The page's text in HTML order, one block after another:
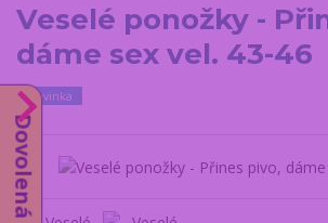
Veselé ponožky -
dáme sex vel. 43-46
Novinka